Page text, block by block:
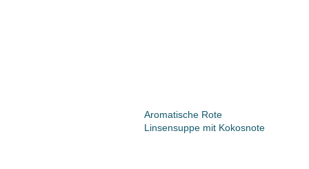
Aromatische Rote
Linsensuppe mit Kokosnote